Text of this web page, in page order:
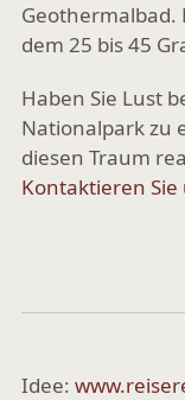
Geothermalbad.
dem 25 bis 45
Haben Sie Lust
Nationalpark zu
diesen Traum
Kontaktieren Sie
Idee: